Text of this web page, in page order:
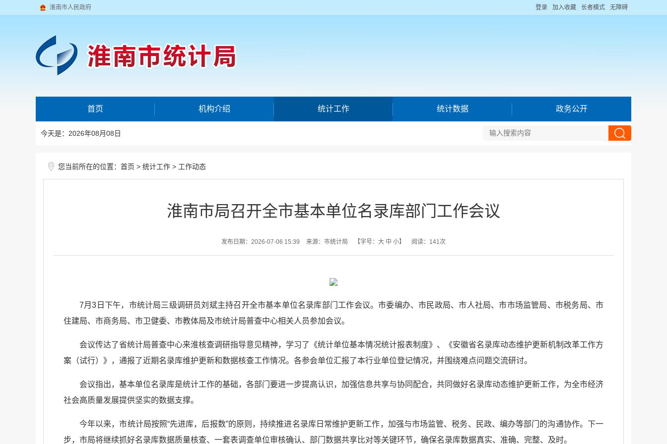
淮南市人民政府 登录 加入收藏 长者模式 无障碍
首页 机构介绍 统计工作 统计数据 政务公开
今天是：2026年08月08日
您当前所在的位置： 首页 > 统计工作 > 工作动态
淮南市局召开全市基本单位名录库部门工作会议
发布日期：2026-07-06 15:39 来源：市统计局 【字号： 大 中 小】 阅读： 141次
7月3日下午，市统计局三级调研员刘斌主持召开全市基本单位名录库部门工作会议。市委编办、市民政局、市人社局、市市场监管局、市税务局、市
住建局、市商务局、市卫健委、市教体局及市统计局普查中心相关人员参加会议。
会议传达了省统计局普查中心来淮核查调研指导意见精神，学习了《统计单位基本情况统计报表制度》、《安徽省名录库动态维护更新机制改革工作方
案（试行）》，通报了近期名录库维护更新和数据核查工作情况。各参会单位汇报了本行业单位登记情况，并围绕难点问题交流研讨。
会议指出，基本单位名录库是统计工作的基础，各部门要进一步提高认识，加强信息共享与协同配合，共同做好名录库动态维护更新工作，为全市经济
社会高质量发展提供坚实的数据支撑。
今年以来，市统计局按照“先进库，后报数”的原则，持续推进名录库日常维护更新工作，加强与市场监管、税务、民政、编办等部门的沟通协作。下一
步，市局将继续抓好名录库数据质量核查、一套表调查单位审核确认、部门数据共享比对等关键环节，确保名录库数据真实、准确、完整、及时。